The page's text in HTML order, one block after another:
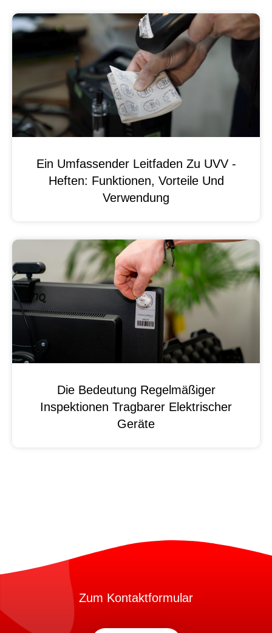
Ein Umfassender Leitfaden Zu UVV -
Heften: Funktionen, Vorteile Und
Verwendung
Die Bedeutung Regelmäßiger
Inspektionen Tragbarer Elektrischer
Geräte
Zum Kontaktformular